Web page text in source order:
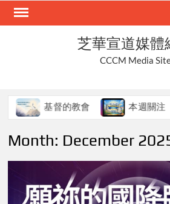
Skip
芝華宣道媒體
CCCM Media
督的教會 本週關注 在
Month: December